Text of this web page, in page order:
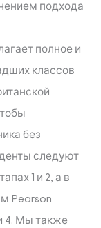
подхода
полное и
классов
без
следуют
1 и 2, а в
Pearson
4. Мы также